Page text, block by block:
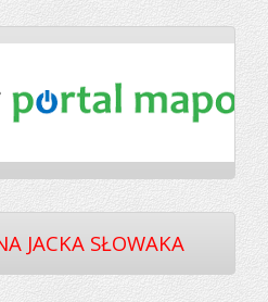
JACKA SŁOWAKA